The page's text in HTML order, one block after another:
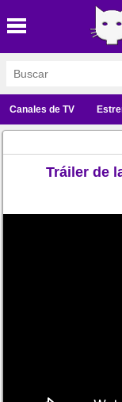
Canales de TV
Tráiler de